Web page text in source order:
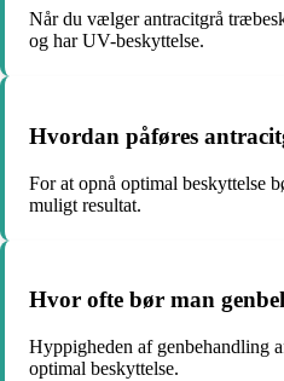
Når du vælger antracitgrå
og har UV-beskyttelse.
Hvordan påføres
For at opnå optimal beskyttelse
muligt resultat.
Hvor ofte bør man
Hyppigheden af genbehandling
optimal beskyttelse.